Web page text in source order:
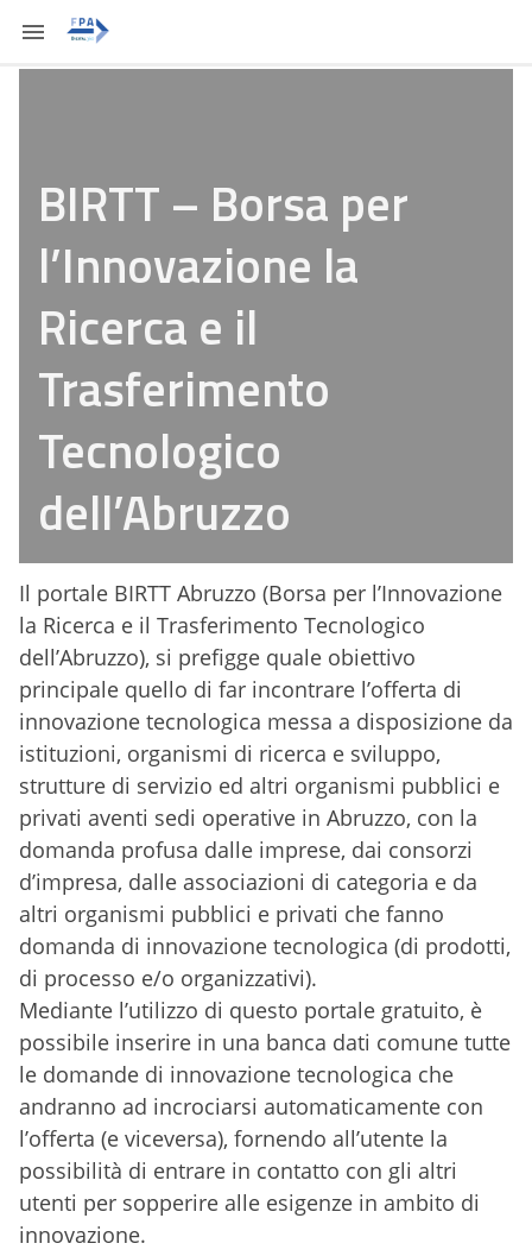
BIRTT – Borsa per
l’Innovazione la
Ricerca e il
Trasferimento
Tecnologico
dell’Abruzzo
Il portale BIRTT Abruzzo (Borsa per l’Innovazione
la Ricerca e il Trasferimento Tecnologico
dell’Abruzzo), si prefigge quale obiettivo
principale quello di far incontrare l’offerta di
innovazione tecnologica messa a disposizione da
istituzioni, organismi di ricerca e sviluppo,
strutture di servizio ed altri organismi pubblici e
privati aventi sedi operative in Abruzzo, con la
domanda profusa dalle imprese, dai consorzi
d’impresa, dalle associazioni di categoria e da
altri organismi pubblici e privati che fanno
domanda di innovazione tecnologica (di prodotti,
di processo e/o organizzativi).
Mediante l’utilizzo di questo portale gratuito, è
possibile inserire in una banca dati comune tutte
le domande di innovazione tecnologica che
andranno ad incrociarsi automaticamente con
l’offerta (e viceversa), fornendo all’utente la
possibilità di entrare in contatto con gli altri
utenti per sopperire alle esigenze in ambito di
innovazione.